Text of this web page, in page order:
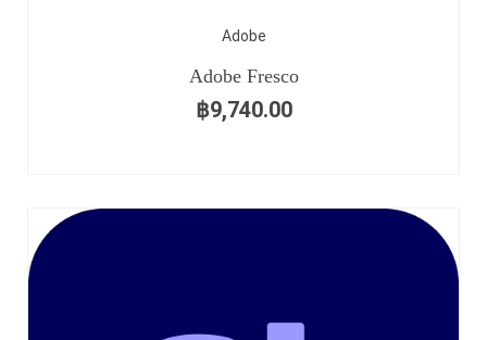
Adobe
Adobe Fresco
฿9,740.00